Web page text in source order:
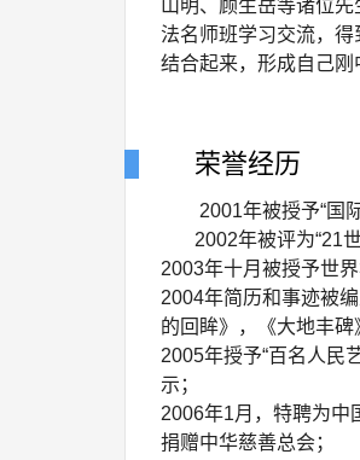
山明、顾生岳等诸位
法名师班学习交流，
结合起来，形成自己刚
荣誉经历
2001年被授予“国
2002年被评为“21世
2003年十月被授予世界
2004年简历和事迹被
的回眸》，《大地丰碑
2005年授予“百名人民
示；
2006年1月，特聘为中
捐赠中华慈善总会；